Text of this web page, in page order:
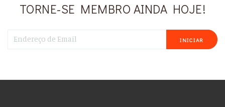
TORNE-SE MEMBRO AINDA HOJE!
INICIAR